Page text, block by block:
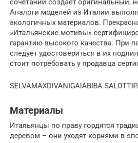
сочетании создает оригинальный,
Аналоги моделей из Италии
экологичных материалов.
»Итальянские мотивы»
гарантию высокого качества. При
следует удостовериться в их
стоит потребовать у продавца
SELVAMAXDIVANIGAIABIBA
Материалы
Итальянцы по праву гордятся
деревом – они уходят корнями в